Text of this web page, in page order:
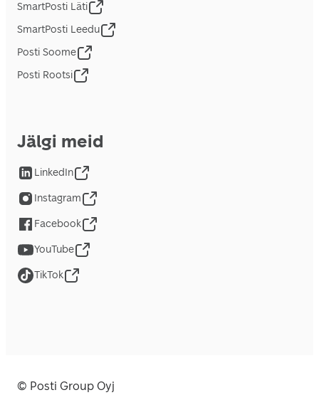
SmartPosti Läti
SmartPosti Leedu
Posti Soome
Posti Rootsi
Jälgi meid
LinkedIn
Instagram
Facebook
YouTube
TikTok
© Posti Group Oyj